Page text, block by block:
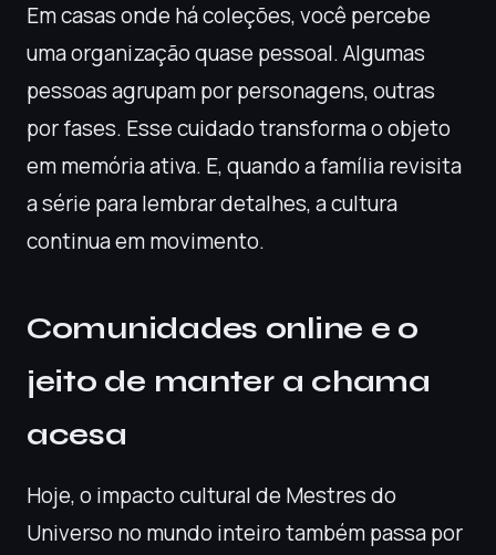
Em casas onde há coleções, você percebe
uma organização quase pessoal. Algumas
pessoas agrupam por personagens, outras
por fases. Esse cuidado transforma o objeto
em memória ativa. E, quando a família revisita
a série para lembrar detalhes, a cultura
continua em movimento.
Comunidades online e o
jeito de manter a chama
acesa
Hoje, o impacto cultural de Mestres do
Universo no mundo inteiro também passa por